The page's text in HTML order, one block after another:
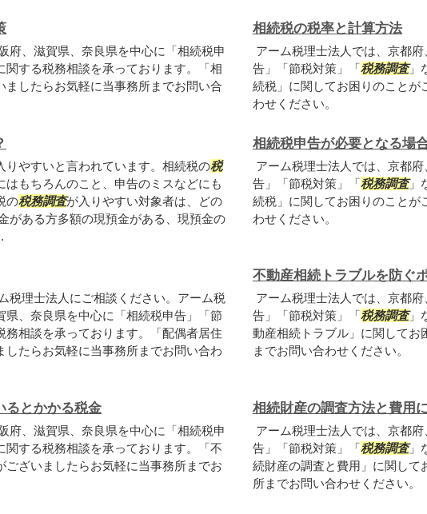
府、滋賀県、奈良県を中心に「相続税申
関する税務相談を承っております。「相
したらお気軽に当事務所までお問い合
相続税の税率と計算方法
アーム税理士法人では、京都
告」「節税対策」「税務調査」
続税」に関してお困りのことが
わせください。
りやすいと言われています。相続税の税
もちろんのこと、申告のミスなどにも
の税務調査が入りやすい対象者は、どの
がある方多額の現預金がある、現預金の
相続税申告が必要となる場
アーム税理士法人では、京都
告」「節税対策」「税務調査」
続税」に関してお困りのことが
わせください。
税理士法人にご相談ください。アーム税
、奈良県を中心に「相続税申告」「節
務相談を承っております。「配偶者居住
たらお気軽に当事務所までお問い合わ
不動産相続トラブルを防ぐ
アーム税理士法人では、京都
告」「節税対策」「税務調査」
動産相続トラブル」に関してお
までお問い合わせください。
るとかかる税金
府、滋賀県、奈良県を中心に「相続税申
関する税務相談を承っております。「不
ざいましたらお気軽に当事務所までお
相続財産の調査方法と費用
アーム税理士法人では、京都
告」「節税対策」「税務調査」
続財産の調査と費用」に関して
所までお問い合わせください。